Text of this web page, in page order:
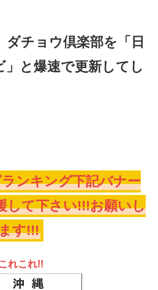
チョウ倶楽部を「日
と爆速で更新してし
ンキング下記バナー
して下さい!!!お願いし
す!!!
これこれ!!